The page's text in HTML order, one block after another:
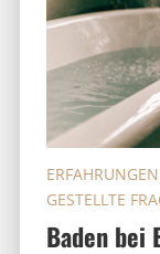
Baden bei
GESTELLTE